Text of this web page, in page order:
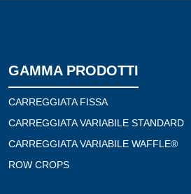
GAMMA PRODOTTI
CARREGGIATA FISSA
CARREGGIATA VARIABILE STANDARD
CARREGGIATA VARIABILE WAFFLE®
ROW CROPS